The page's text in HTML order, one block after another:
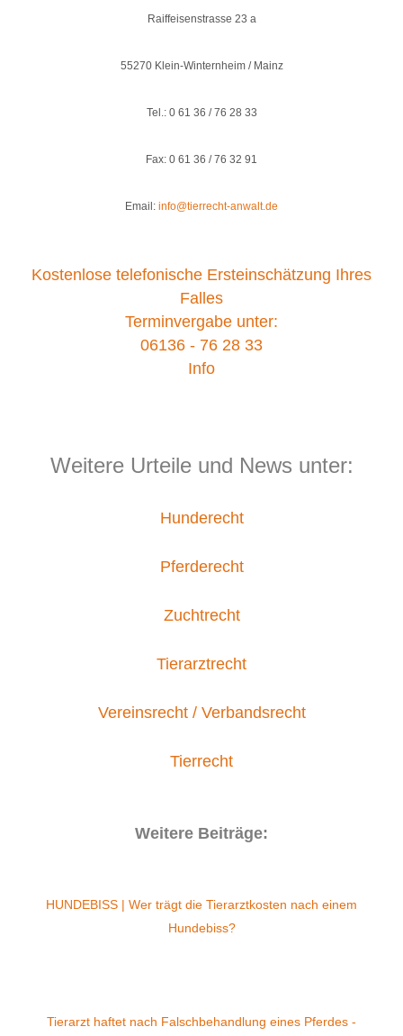
Raiffeisenstrasse 23 a
55270 Klein-Winternheim / Mainz
Tel.: 0 61 36 / 76 28 33
Fax: 0 61 36 / 76 32 91
Email: info@tierrecht-anwalt.de
Kostenlose telefonische Ersteinschätzung Ihres
Falles
Terminvergabe unter:
06136 - 76 28 33
Info
Weitere Urteile und News unter:
Hunderecht
Pferderecht
Zuchtrecht
Tierarztrecht
Vereinsrecht / Verbandsrecht
Tierrecht
Weitere Beiträge:
HUNDEBISS | Wer trägt die Tierarztkosten nach einem
Hundebiss?
Tierarzt haftet nach Falschbehandlung eines Pferdes -